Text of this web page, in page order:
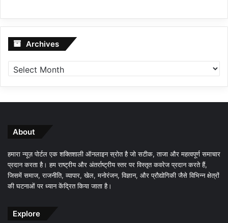
Archives Archives
About
हमारा न्यूज़ पोर्टल एक शक्तिशाली ऑनलाइन स्रोत है जो सटीक, ताजा और महत्वपूर्ण समाचार
प्रदान करता है। हम राष्ट्रीय और अंतर्राष्ट्रीय स्तर पर विस्तृत कवरेज प्रदान करते हैं,
जिसमें समाज, राजनीति, व्यापार, खेल, मनोरंजन, विज्ञान, और प्रौद्योगिकी जैसे विभिन्न क्षेत्रों
की घटनाओं पर ध्यान केंद्रित किया जाता है।
Explore